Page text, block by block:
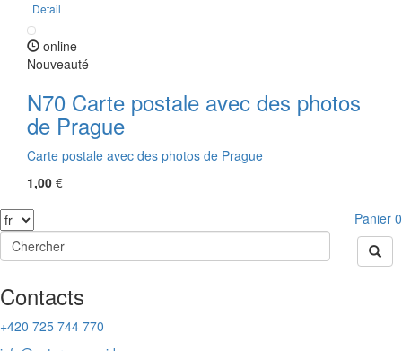
Detail
online
Nouveauté
N70 Carte postale avec des photos
de Prague
Carte postale avec des photos de Prague
1,00 €
Panier 0
Contacts
+420 725 744 770